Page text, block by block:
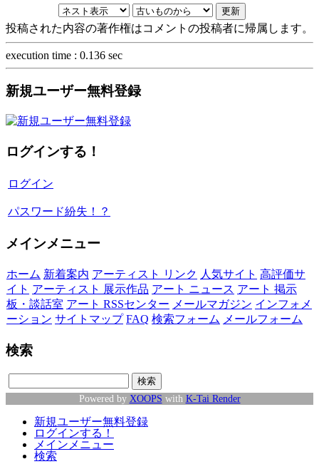
投稿された内容の著作権はコメントの投稿者に帰属します。
execution time : 0.136 sec
新規ユーザー無料登録
ログインする！
ログイン
パスワード紛失！？
メインメニュー
ホーム 新着案内 アーティスト リンク 人気サイト 高評価サ
イト アーティスト 展示作品 アート ニュース アート 掲示
板・談話室 アート RSSセンター メールマガジン インフォメ
ーション サイトマップ FAQ 検索フォーム メールフォーム
検索
Powered by XOOPS with K-Tai Render
新規ユーザー無料登録
ログインする！
メインメニュー
検索